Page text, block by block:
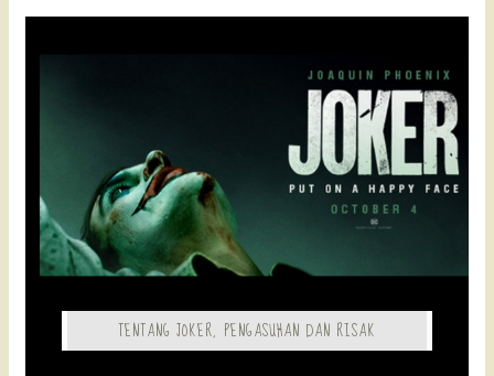
TENTANG JOKER, PENGASUHAN DAN RISAK